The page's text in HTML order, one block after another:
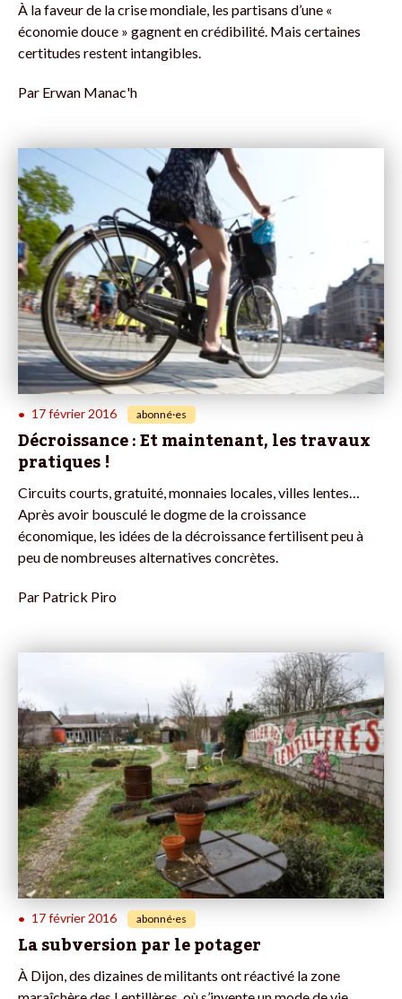
À la faveur de la crise mondiale, les partisans d’une «
économie douce » gagnent en crédibilité. Mais certaines
certitudes restent intangibles.
Par Erwan Manac'h
• 17 février 2016 abonné·es
Décroissance : Et maintenant, les travaux
pratiques !
Circuits courts, gratuité, monnaies locales, villes lentes…
Après avoir bousculé le dogme de la croissance
économique, les idées de la décroissance fertilisent peu à
peu de nombreuses alternatives concrètes.
Par Patrick Piro
• 17 février 2016 abonné·es
La subversion par le potager
À Dijon, des dizaines de militants ont réactivé la zone